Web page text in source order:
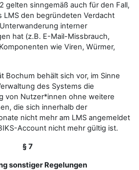
gelten sinngemäß auch für den Fall,
LMS den begründeten Verdacht
interner
hat (z.B. E-Mail-Missbrauch,
wie Viren, Würmer,
Bochum behält sich vor, im Sinne
des Systems die
von Nutzer*innen ohne weitere
die sich innerhalb der
nicht mehr am LMS angemeldet
Account nicht mehr gültig ist.
§ 7
sonstiger Regelungen